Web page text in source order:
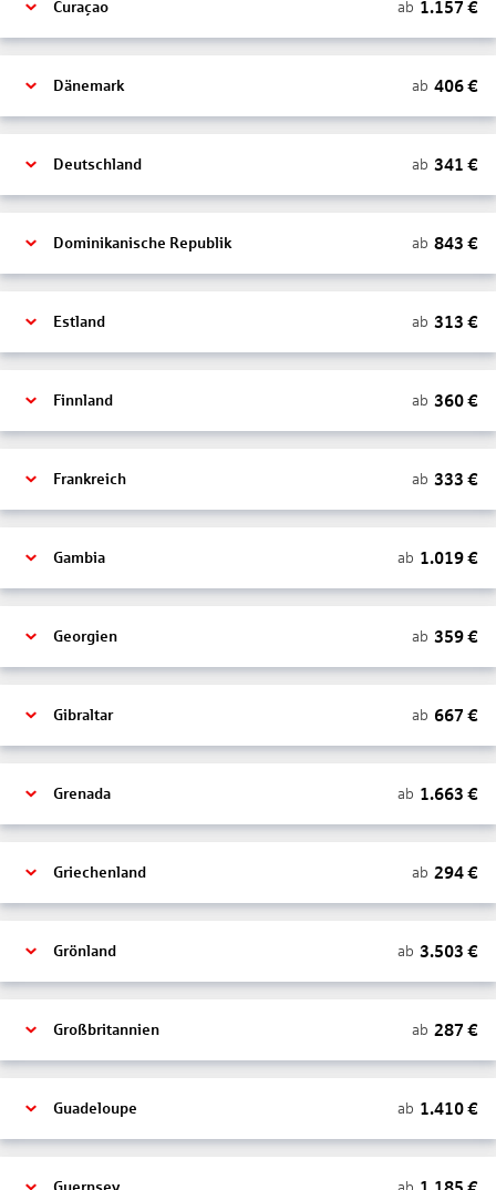
Curaçao ab 1.157 €
Dänemark ab 406€
Deutschland ab 341 €
Dominikanische Republik ab 843 €
Estland ab 313 €
Finnland ab 360€
Frankreich ab 333 €
Gambia ab 1.019€
Georgien ab 359€
Gibraltar ab 667 €
Grenada ab 1.663 €
Griechenland ab 294€
Grönland ab 3.503 €
Großbritannien ab 287 €
Guadeloupe ab 1.410€
ab